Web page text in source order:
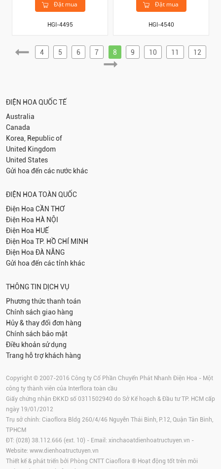
Đặt mua
HGI-4495
Đặt mua
HGI-4540
4 5 6 7 8 9 10 11 12
ĐIỆN HOA QUỐC TẾ
Australia
Canada
Korea, Republic of
United Kingdom
United States
Gửi hoa đến các nước khác
ĐIỆN HOA TOÀN QUỐC
Điện Hoa CẦN THƠ
Điện Hoa HÀ NỘI
Điện Hoa HUẾ
Điện Hoa TP. HỒ CHÍ MINH
Điện Hoa ĐÀ NẴNG
Gửi hoa đến các tỉnh khác
THÔNG TIN DỊCH VỤ
Phương thức thanh toán
Chính sách giao hàng
Hủy & thay đổi đơn hàng
Chính sách bảo mật
Điều khoản sử dụng
Trang hỗ trợ khách hàng
Copyright © 2007-2016 Công ty Cổ Phần Chuyển Phát Nhanh Điện Hoa - Một
công ty thành viên của Interflora toàn cầu
Giấy chứng nhận ĐKKD số 0311502940 do Sở Kế hoạch & Đầu tư TP. HCM cấp
ngày 19/01/2012
Trụ sở chính: Ciaoflora Bldg 260/4/46 Nguyễn Thái Bình, P.12, Quận Tân Bình,
TPHCM
ĐT: (028) 38.112.666 (ext. 10) - Email: xinchaoatdienhoatructuyen.vn -
Website: www.dienhoatructuyen.vn
Thiết kế & phát triển bởi Phòng CNTT Ciaoflora ® Hoạt động tốt trên môi